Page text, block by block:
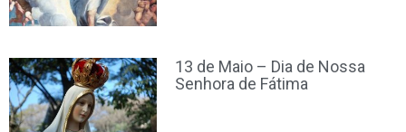
13 de Maio – Dia de Nossa
Senhora de Fátima